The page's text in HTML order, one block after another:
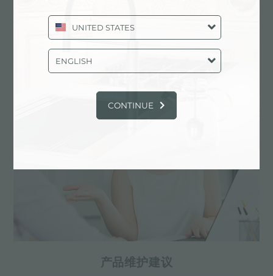
定制化设计
实现定制化是Foster产品的独特元素。
产品维护建议
UNITED STATES
ENGLISH
CONTINUE